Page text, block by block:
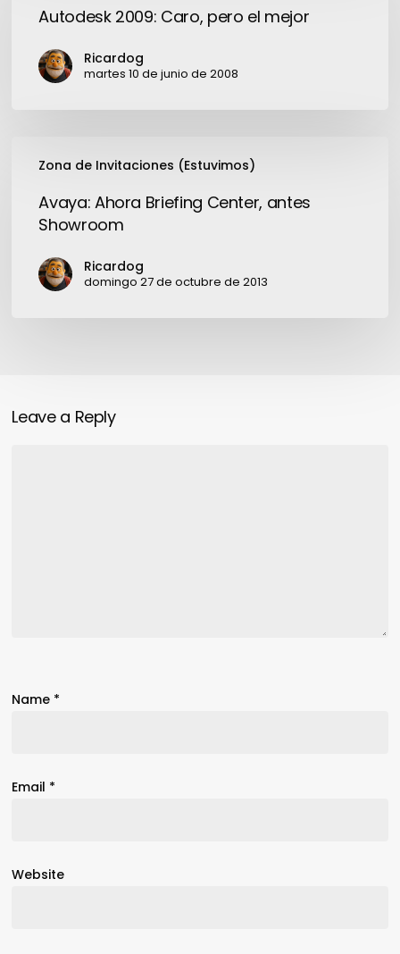
pero
mejor
Autodesk 2009: Caro, pero el mejor
Ricardog
martes 10 de junio de 2008
Zona de Invitaciones (Estuvimos)
Ahora
Center,
antes
Showroom
Avaya: Ahora Briefing Center, antes
Showroom
Ricardog
domingo 27 de octubre de 2013
Leave a Reply
Name *
Email *
Website